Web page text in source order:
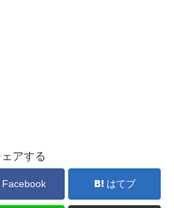
ェアする
Facebook はてブ